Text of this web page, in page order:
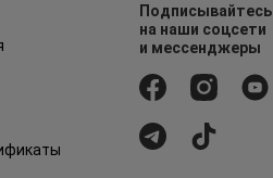
Подписывайтесь
на наши соцсети
и мессенджеры